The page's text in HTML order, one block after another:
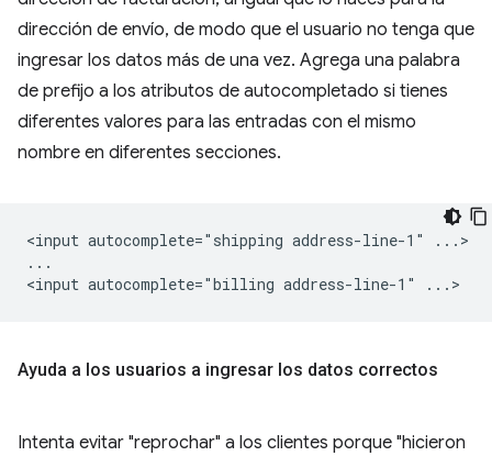
dirección de envío, de modo que el usuario no tenga que
ingresar los datos más de una vez. Agrega una palabra
de prefijo a los atributos de autocompletado si tienes
diferentes valores para las entradas con el mismo
nombre en diferentes secciones.
<input autocomplete="shipping address-line-1" ...>
...
Ayuda a los usuarios a ingresar los datos correctos
Intenta evitar "reprochar" a los clientes porque "hicieron